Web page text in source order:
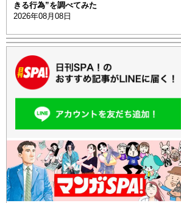
きる行為”を調べてみた
2026年08月08日